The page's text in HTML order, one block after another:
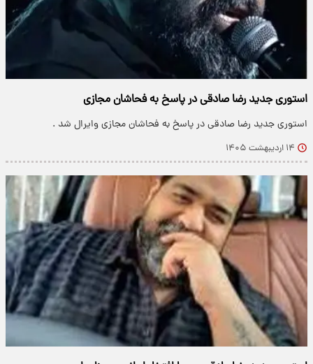
استوری جدید رضا صادقی در پاسخ به فحاشان مجازی
استوری جدید رضا صادقی در پاسخ به فحاشان مجازی وایرال شد .
۱۴ اردیبهشت ۱۴۰۵